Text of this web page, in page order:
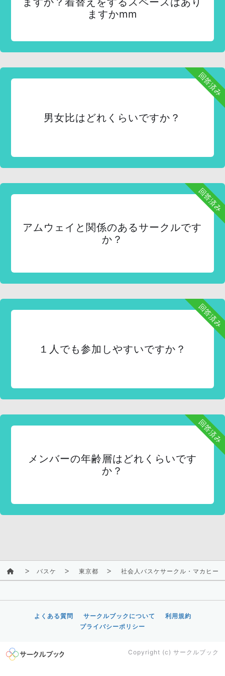
ますかmm
回答済み
男女比はどれくらいですか？
回答済み
アムウェイと関係のあるサークルです
か？
回答済み
１人でも参加しやすいですか？
回答済み
メンバーの年齢層はどれくらいです
か？
バスケ 東京都 社会人バスケサークル・マカヒー
よくある質問 サークルブックについて
利用規約
プライバシーポリシー
Copyright (c) サークルブック